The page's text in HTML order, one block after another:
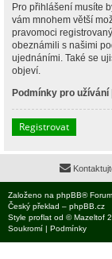
Pro přihlášení musíte
vám mnohem větší
pravomoci
obeznámili s našimi
ujednáními. Také se
objeví.
Podmínky pro užívání
Registrovat
Založeno na phpBB®
Český překlad – phpBB.cz
Style proflat od ©Mazeltof
Soukromí | Podmínky